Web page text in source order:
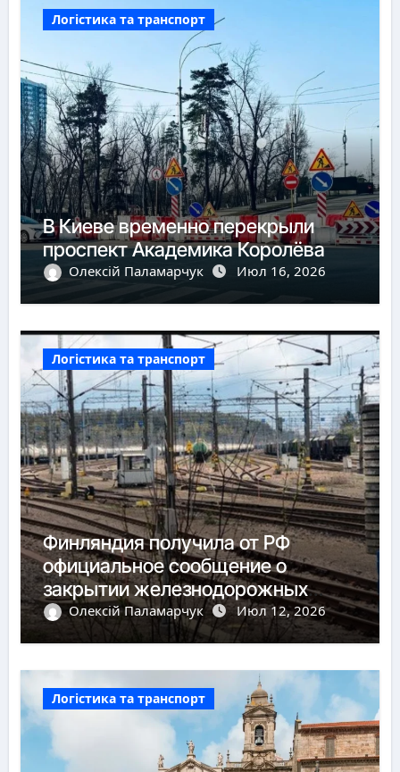
Логістика та транспорт
В Киеве временно перекрыли
проспект Академика Королёва
Олексій Паламарчук Июл 16, 2026
Логістика та транспорт
Финляндия получила от РФ
официальное сообщение о
закрытии железнодорожных
пунктов пропуска
Олексій Паламарчук Июл 12, 2026
Логістика та транспорт